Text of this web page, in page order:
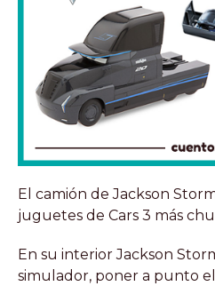
El camión de Jackson
juguetes de Cars 3 más
En su interior Jackson
simulador, poner a punto